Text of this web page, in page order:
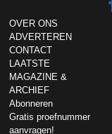
OVER ONS
ADVERTEREN
CONTACT
LAATSTE
MAGAZINE &
ARCHIEF
Abonneren
Gratis proefnummer
aanvragen!